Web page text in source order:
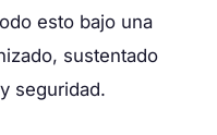
esto bajo una
sustentado
seguridad.